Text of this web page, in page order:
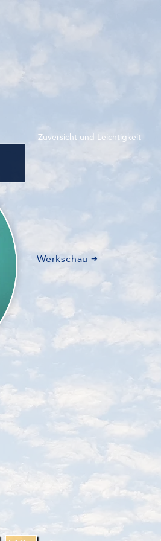
Zuversicht und Leichtigkeit
Werkschau